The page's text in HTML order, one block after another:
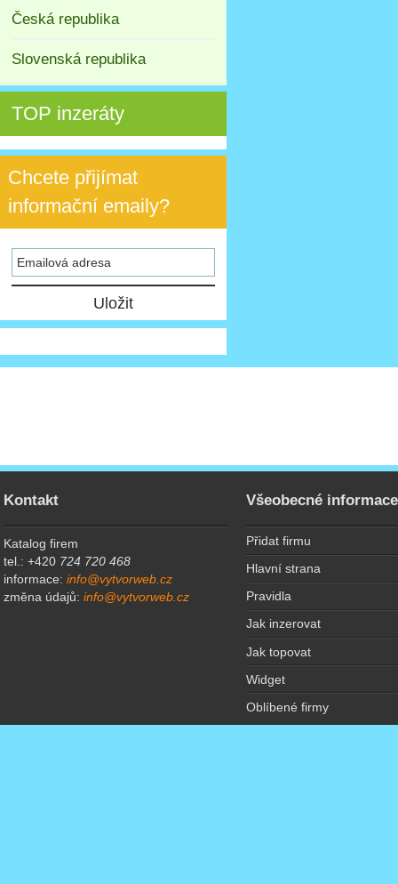
Česká republika
Slovenská republika
TOP inzeráty
Chcete přijímat
informační emaily?
Kontakt
Katalog firem
tel.: +420 724 720 468
informace:info@vytvorweb.cz
změna údajů:info@vytvorweb.cz
Všeobecné informace
Přidat firmu
Hlavní strana
Pravidla
Jak inzerovat
Jak topovat
Widget
Oblíbené firmy